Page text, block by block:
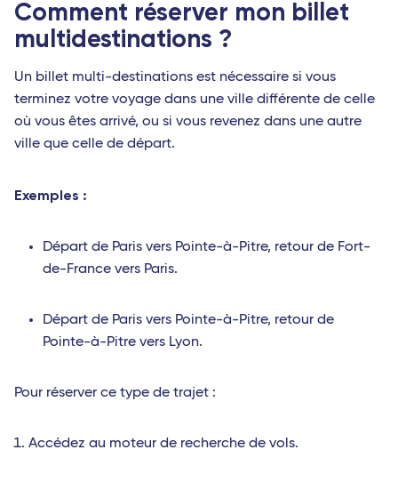
Comment réserver mon billet
multidestinations ?
Un billet multi-destinations est nécessaire si vous
terminez votre voyage dans une ville différente de celle
où vous êtes arrivé, ou si vous revenez dans une autre
ville que celle de départ.
Exemples :
Départ de Paris vers Pointe-à-Pitre, retour de Fort-
de-France vers Paris.
Départ de Paris vers Pointe-à-Pitre, retour de
Pointe-à-Pitre vers Lyon.
Pour réserver ce type de trajet :
Accédez au moteur de recherche de vols.